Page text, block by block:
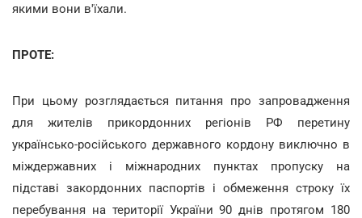
якими вони в'їхали.
ПРОТЕ:
При цьому розглядається питання про запровадження
для жителів прикордонних регіонів РФ перетину
українсько-російського державного кордону виключно в
міждержавних і міжнародних пунктах пропуску на
підставі закордонних паспортів і обмеження строку їх
перебування на території України 90 днів протягом 180